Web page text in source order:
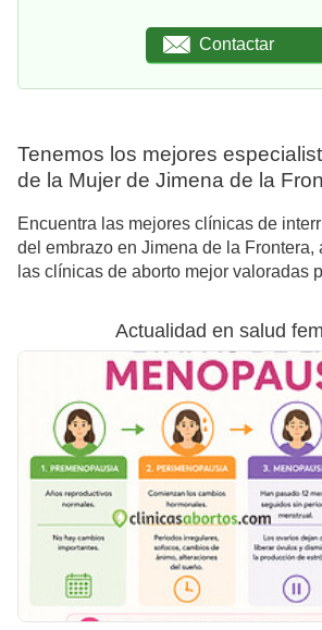
Contactar
Tenemos los mejores
de la Mujer de Jimena de la
Encuentra las mejores clínicas de
del embrazo en Jimena de la Frontera,
las clínicas de aborto mejor valoradas
Actualidad en salud